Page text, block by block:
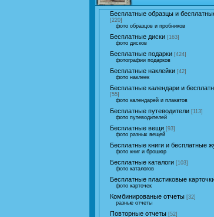
Бесплатные образцы и
[220]
фото образцов и пробников
Бесплатные диски [163]
фото дисков
Бесплатные подарки [424]
фотографии подарков
Бесплатные наклейки [42]
фото наклеек
Бесплатные календари и
[55]
фото календарей и плакатов
Бесплатные путеводители [113]
фото путеводителей
Бесплатные вещи [93]
фото разных вещей
Бесплатные книги и бесплатные
фото книг и брошюр
Бесплатные каталоги [103]
фото каталогов
Бесплатные пластиковые
фото карточек
Комбинированые отчеты [32]
разные отчеты
Повторные отчеты [52]